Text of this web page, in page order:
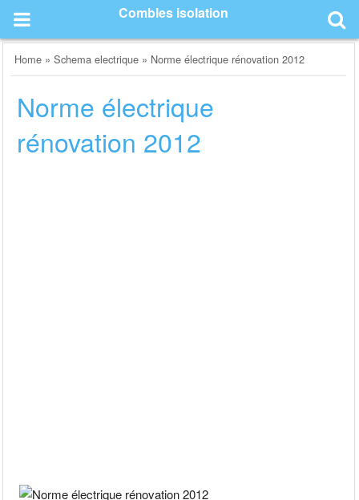
content
Combles isolation
Home »Schema electrique » Norme électrique rénovation 2012
Norme électrique
rénovation 2012